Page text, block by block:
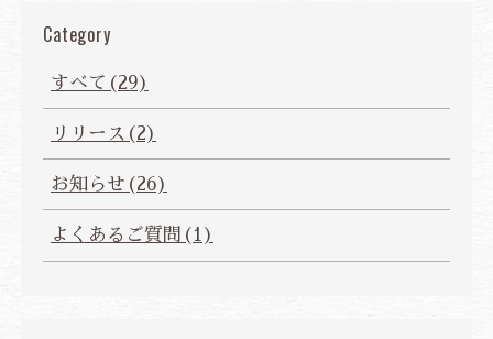
Category
すべて(29)
リリース(2)
お知らせ(26)
よくあるご質問(1)